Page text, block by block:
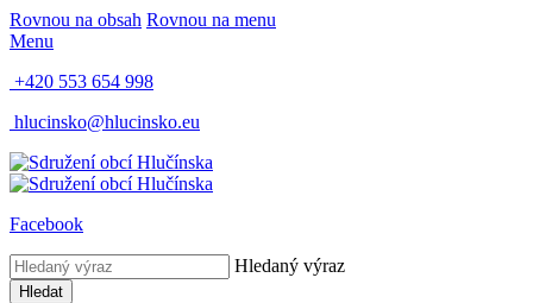
Rovnou na obsah Rovnou na menu
Menu
+420 553 654 998
hlucinsko@hlucinsko.eu
Facebook
Hledaný výraz
Hledat